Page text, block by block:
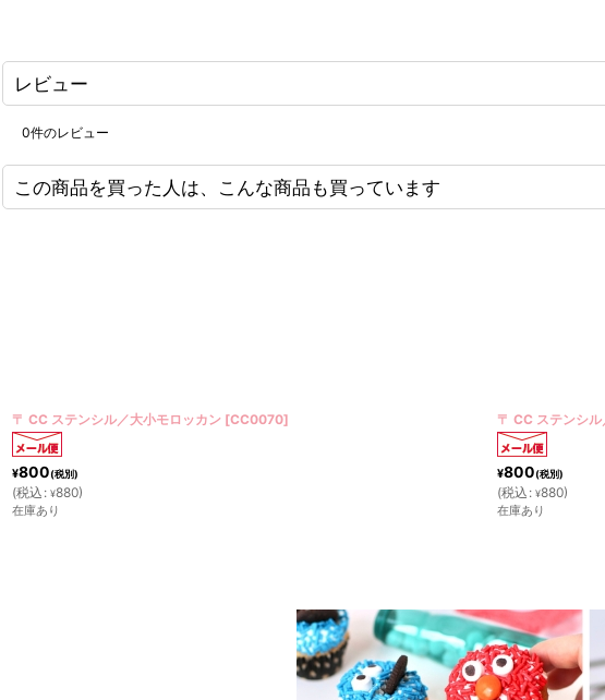
レビュー
0件のレビュー
この商品を買った人は、こんな商品も買っています
〒 CC ステンシル／シンプル斜めストライプ2＜0083＞
¥800(税別)
(税込: ¥880
在庫あり
〒 CC ステン
¥500(税別)
(税込: ¥550
在庫あり